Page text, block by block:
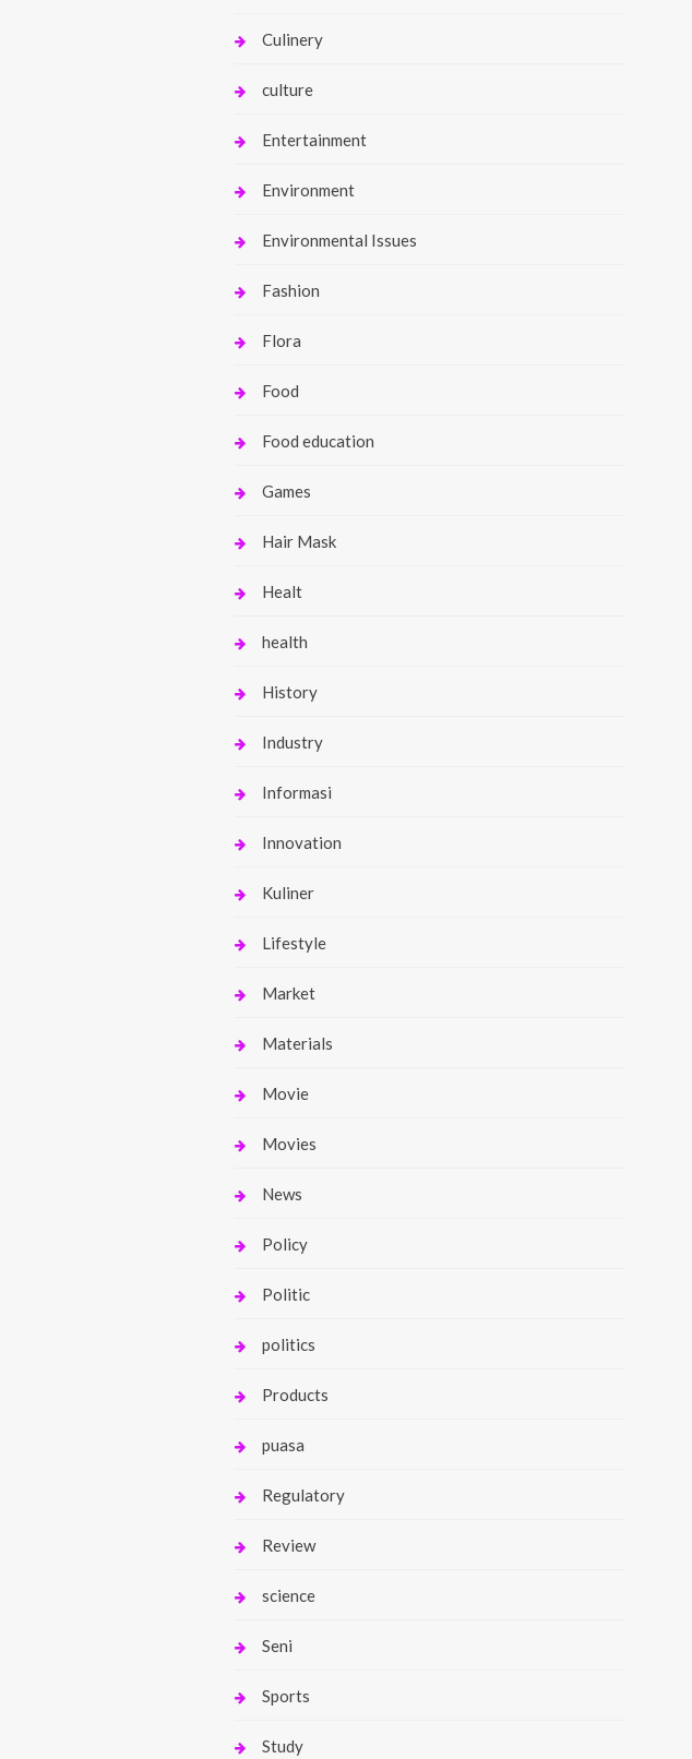
Culinery
culture
Entertainment
Environment
Environmental Issues
Fashion
Flora
Food
Food education
Games
Hair Mask
Healt
health
History
Industry
Informasi
Innovation
Kuliner
Lifestyle
Market
Materials
Movie
Movies
News
Policy
Politic
politics
Products
puasa
Regulatory
Review
science
Seni
Sports
Study